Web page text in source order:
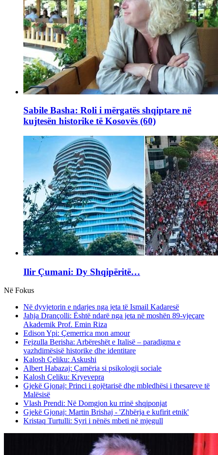
Sabile Basha: Roli i mërgatës shqiptare në
kujtesën historike të Kosovës (60)
Ilir Çumani: Dy Shqipëritë…
Në Fokus
Në dyvjetorin e ndarjes nga jeta të Ismail Kadaresë
Jahja Drançolli: Është ndarë nga jeta në moshën 89-vjeçare
Akademik Prof. Emin Riza
Edison Ypi: Çemerrica mon amour
Fejzulla Berisha: Arbëreshët e Italisë – paradigma e
vazhdimësisë historike dhe identitare
Kalosh Çeliku: Askushi
Albert Habazaj: Çamëria si psikologji sociale
Kalosh Çeliku: Kryevepra
Gjekë Gjonaj: Princi i gojëtarisë dhe mbledhësi i thesareve të
Malësisë
Vlash Prendi: Në Domgjon ku rrinë shqiponjat
Gjekë Gjonaj: Martin Brishaj - 'Zhbërja e kufirit etnik'
Kristaq Turtulli: Syri i nënës mbeti në mjegull